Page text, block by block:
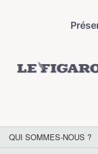
QUI SOMMES-NOUS ?